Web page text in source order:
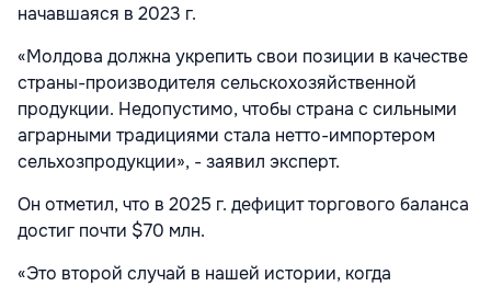
начавшаяся в 2023 г.
«Молдова должна укрепить свои позиции в качестве
страны-производителя сельскохозяйственной
продукции. Недопустимо, чтобы страна с сильными
аграрными традициями стала нетто-импортером
сельхозпродукции», - заявил эксперт.
Он отметил, что в 2025 г. дефицит торгового баланса
достиг почти $70 млн.
«Это второй случай в нашей истории, когда